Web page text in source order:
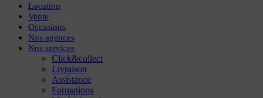
Location
Vente
Occasions
Nos agences
Nos services
Click&collect
Livraison
Assistance
Formations